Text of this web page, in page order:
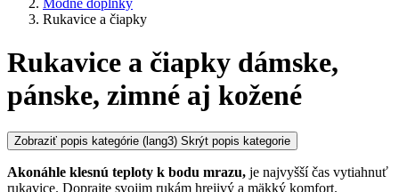
Rukavice a čiapky
Rukavice a čiapky dámske,
pánske, zimné aj kožené
Zobraziť popis kategórie (lang3) Skrýt popis kategorie
Akonáhle klesnú teploty k bodu mrazu, je najvyšší čas vytiahnuť
rukavice. Doprajte svojim rukám hrejivý a mäkký komfort.